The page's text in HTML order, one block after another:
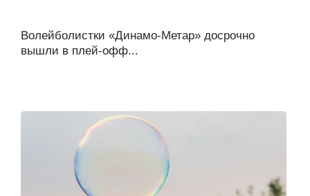
Волейболистки «Динамо-Метар» досрочно
вышли в плей-офф...